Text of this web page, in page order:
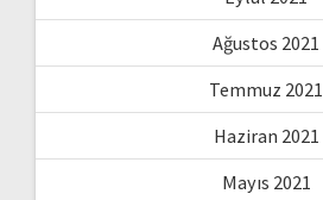
Ağustos 2021
Temmuz 2021
Haziran 2021
Mayıs 2021